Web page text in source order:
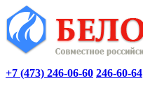
+7 (473) 246-06-60 246-60-64